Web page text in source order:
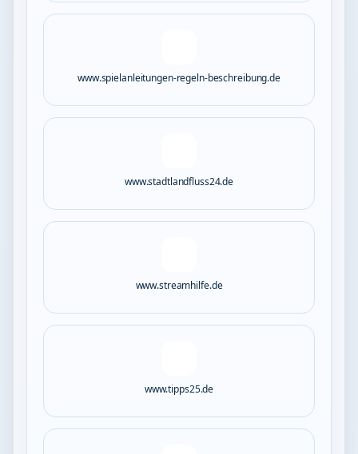
www.spielanleitungen-regeln-beschreibung.de
www.stadtlandfluss24.de
www.streamhilfe.de
www.tipps25.de